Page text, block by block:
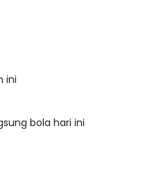
ini
bola hari ini